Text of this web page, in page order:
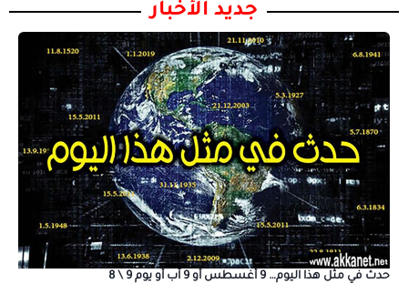
جديد الأخبار
حدث في مثل هذا اليوم… 9 أغسطس أو 9 آب أو يوم 9 \ 8